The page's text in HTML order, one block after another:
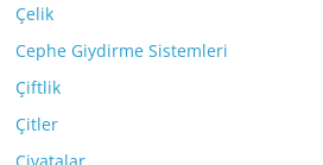
Çelik
Cephe Giydirme Sistemleri
Çiftlik
Çitler